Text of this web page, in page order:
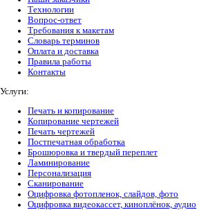
Технологии
Вопрос-ответ
Требования к макетам
Словарь терминов
Оплата и доставка
Правила работы
Контакты
Услуги:
Печать и копирование
Копирование чертежей
Печать чертежей
Постпечатная обработка
Брошюровка и твердый переплет
Ламинирование
Персонализация
Сканирование
Оцифровка фотопленок, слайдов, фото
Оцифровка видеокассет, киноплёнок, аудио